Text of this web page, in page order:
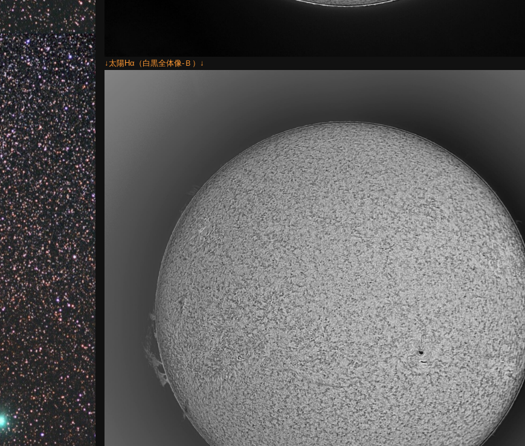
↓太陽Hα（白黒全体像-Ｂ）↓